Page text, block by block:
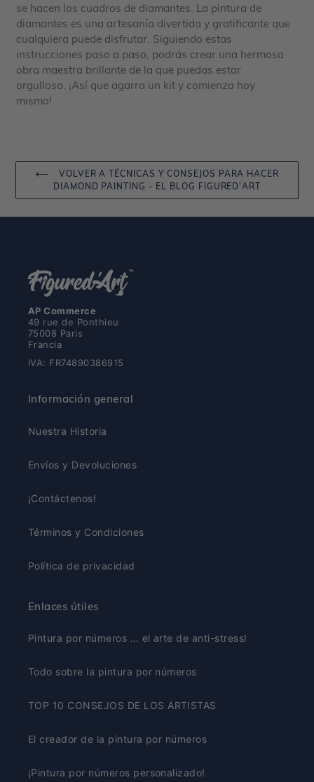
se hacen los cuadros de diamantes. La pintura de
diamantes es una artesanía divertida y gratificante que
cualquiera puede disfrutar. Siguiendo estas
instrucciones paso a paso, podrás crear una hermosa
obra maestra brillante de la que puedas estar
orgulloso. ¡Así que agarra un kit y comienza hoy
mismo!
VOLVER A TÉCNICAS Y CONSEJOS PARA HACER
DIAMOND PAINTING - EL BLOG FIGURED'ART
AP Commerce
49 rue de Ponthieu
75008 Paris
Francia
IVA: FR74890386915
Información general
Nuestra Historia
Envíos y Devoluciones
¡Contáctenos!
Términos y Condiciones
Política de privacidad
Enlaces útiles
Pintura por números … el arte de anti-stress!
Todo sobre la pintura por números
TOP 10 CONSEJOS DE LOS ARTISTAS
El creador de la pintura por números
¡Pintura por números personalizado!